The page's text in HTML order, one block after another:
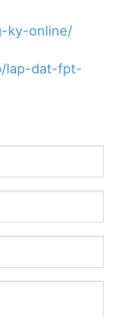
ky-online/
lap-dat-fpt-